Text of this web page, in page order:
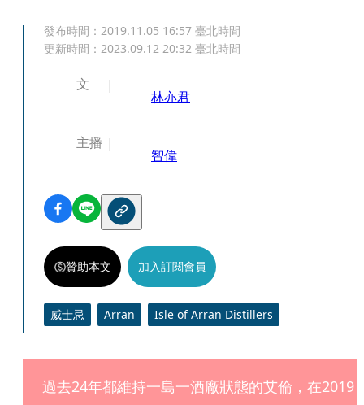
發布時間： 2019.11.05 16:57 臺北時間
更新時間： 2023.09.12 20:32 臺北時間
文
林亦君
主播
智偉
贊助本文 加入訂閱會員
威士忌 Arran Isle of Arran Distillers
過去24年都維持一島一酒廠狀態的艾倫，在2019